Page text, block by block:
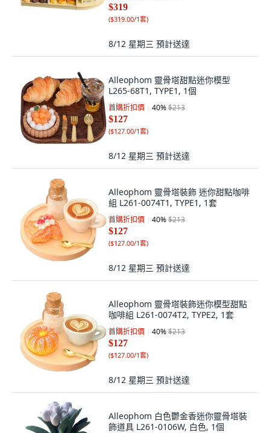
$319
($319.00/1套)
8/12 星期三 預計送達
Alleophom 靈骨塔甜點迷你模型
L265-68T1, TYPE1, 1個
首購折扣價 40%$213
$127
($127.00/1套)
8/12 星期三 預計送達
Alleophom 靈骨塔裝飾 迷你甜點咖啡
組 L261-0074T1, TYPE1, 1套
首購折扣價 40%$213
$127
($127.00/1套)
8/12 星期三 預計送達
Alleophom 靈骨塔裝飾迷你模型甜點
咖啡組 L261-0074T2, TYPE2, 1套
首購折扣價 40%$213
$127
($127.00/1套)
8/12 星期三 預計送達
Alleophom 白色鬱金香迷你靈骨塔裝
飾道具 L261-0106W, 白色, 1個